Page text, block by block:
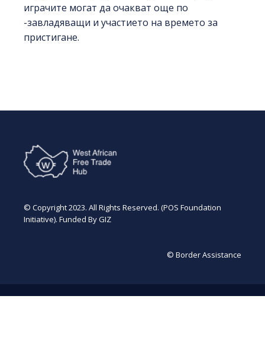
играчите могат да очакват още по
-завладяващи и участието на времето за
пристигане.
© Copyright 2023. All Rights Reserved. (POS Foundation
Initiative). Funded By GIZ
© Border Assistance